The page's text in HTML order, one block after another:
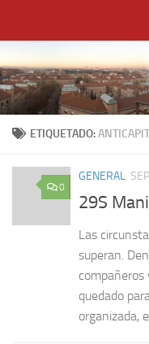
ETIQUETADO:
0
GENERAL
29S
Las
superan.
compañeros
quedado
organizada,